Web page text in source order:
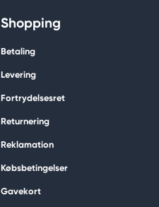
Shopping
Betaling
Levering
Fortrydelsesret
Returnering
Reklamation
Købsbetingelser
Gavekort